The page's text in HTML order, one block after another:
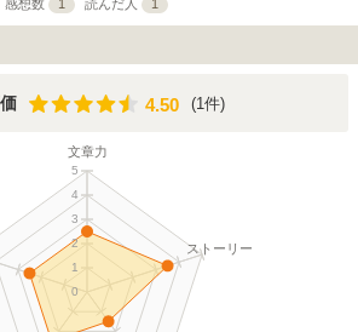
感想数 1 読んだ人 1
4.50
4.50 (1件)
文章力
ストーリー
0
1
2
3
4
5